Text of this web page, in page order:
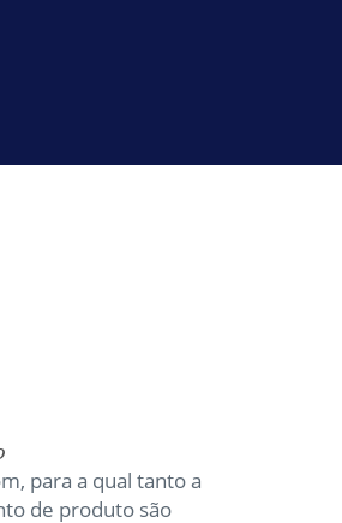
para a qual tanto a
de produto são